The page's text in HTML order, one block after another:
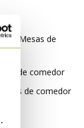
Mesas de
de comedor
de comedor